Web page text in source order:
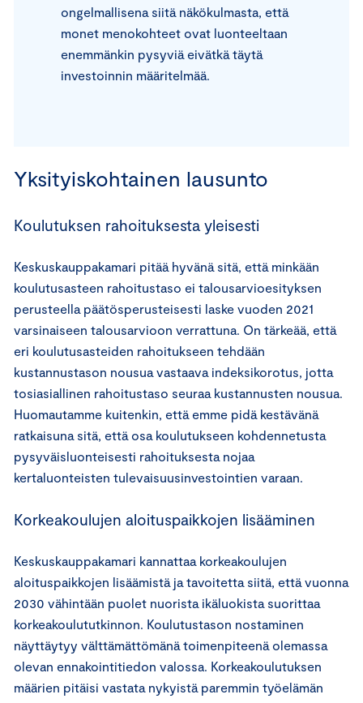
ongelmallisena siitä näkökulmasta, että
monet menokohteet ovat luonteeltaan
enemmänkin pysyviä eivätkä täytä
investoinnin määritelmää.
Yksityiskohtainen lausunto
Koulutuksen rahoituksesta yleisesti
Keskuskauppakamari pitää hyvänä sitä, että minkään
koulutusasteen rahoitustaso ei talousarvioesityksen
perusteella päätösperusteisesti laske vuoden 2021
varsinaiseen talousarvioon verrattuna. On tärkeää, että
eri koulutusasteiden rahoitukseen tehdään
kustannustason nousua vastaava indeksikorotus, jotta
tosiasiallinen rahoitustaso seuraa kustannusten nousua.
Huomautamme kuitenkin, että emme pidä kestävänä
ratkaisuna sitä, että osa koulutukseen kohdennetusta
pysyväisluonteisesti rahoituksesta nojaa
kertaluonteisten tulevaisuusinvestointien varaan.
Korkeakoulujen aloituspaikkojen lisääminen
Keskuskauppakamari kannattaa korkeakoulujen
aloituspaikkojen lisäämistä ja tavoitetta siitä, että vuonna
2030 vähintään puolet nuorista ikäluokista suorittaa
korkeakoulututkinnon. Koulutustason nostaminen
näyttäytyy välttämättömänä toimenpiteenä olemassa
olevan ennakointitiedon valossa. Korkeakoulutuksen
määrien pitäisi vastata nykyistä paremmin työelämän